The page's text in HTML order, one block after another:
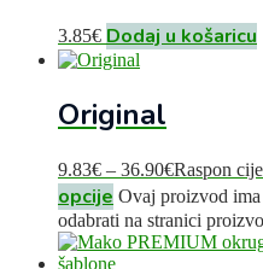
3.85€ Dodaj u košaricu
Original
9.83€ – 36.90€Raspon
opcije Ovaj proizvod
odabrati na stranici